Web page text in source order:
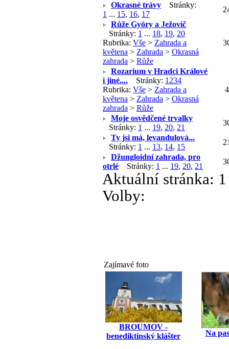
Okrasné trávy
Stránky:
1 ... 15, 16, 17
Růže Györy a Ježovič
Stránky: 1 ... 18, 19, 20
Rubrika: Vše > Zahrada a
květena > Zahrada > Okrasná
zahrada > Růže
Rozarium v Hradci Králové
i jiné....
Stránky: 1 234
Rubrika: Vše > Zahrada a
květena > Zahrada > Okrasná
zahrada > Růže
Moje osvědčené trvalky
Stránky: 1 ... 19, 20, 21
Ty jsi má, levandulová...
Stránky: 1 ... 13, 14, 15
Džungloidní zahrada, pro
otrlé
Stránky: 1 ... 19, 20, 21
Aktuální stránka:
Volby:
Zajímavé foto
BROUMOV -
benediktinský klášter
Na